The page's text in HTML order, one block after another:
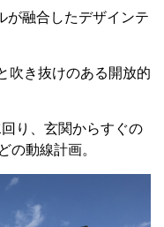
融合したデザインテ
吹き抜けのある開放的
り、玄関からすぐの
の動線計画。